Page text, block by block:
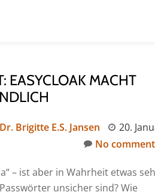
EASYCLOAK MACHT
Brigitte E.S. Jansen
20.
No
– ist aber in Wahrheit etwas
unsicher sind? Wie